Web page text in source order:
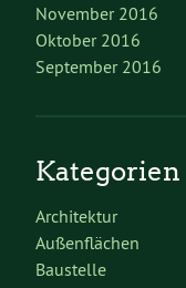
November 2016
Oktober 2016
September 2016
Kategorien
Architektur
Außenflächen
Baustelle